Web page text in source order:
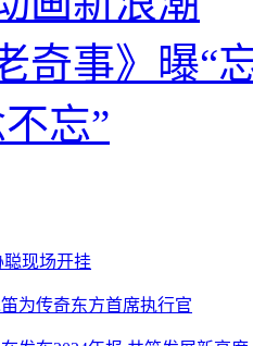
奇事》曝“
忘”
现场开挂
为传奇东方首席执行官